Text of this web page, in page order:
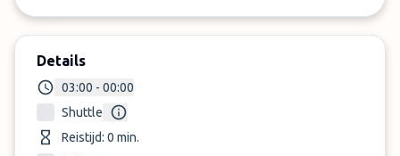
Details
03:00 - 00:00
Shuttle
Reistijd: 0 min.